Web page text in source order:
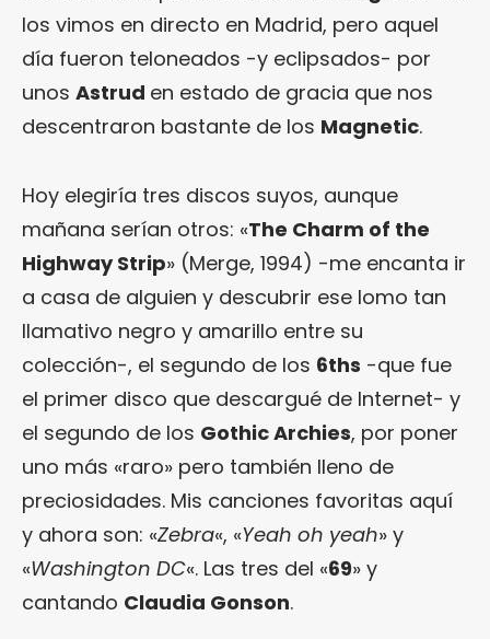
los vimos en directo en Madrid, pero aquel
día fueron teloneados -y eclipsados- por
unos Astrud en estado de gracia que nos
descentraron bastante de los Magnetic.
Hoy elegiría tres discos suyos, aunque
mañana serían otros: «The Charm of the
Highway Strip» (Merge, 1994) -me encanta ir
a casa de alguien y descubrir ese lomo tan
llamativo negro y amarillo entre su
colección-, el segundo de los 6ths -que fue
el primer disco que descargué de Internet- y
el segundo de los Gothic Archies, por poner
uno más «raro» pero también lleno de
preciosidades. Mis canciones favoritas aquí
y ahora son: «Zebra«, «Yeah oh yeah» y
«Washington DC«. Las tres del «69» y
cantando Claudia Gonson.